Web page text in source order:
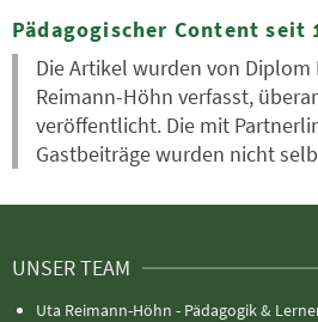
Pädagogischer Content seit
Die Artikel wurden von Diplom
Reimann-Höhn verfasst,
veröffentlicht. Die mit
Gastbeiträge wurden nicht
UNSER TEAM
Uta Reimann-Höhn - Pädagogik &